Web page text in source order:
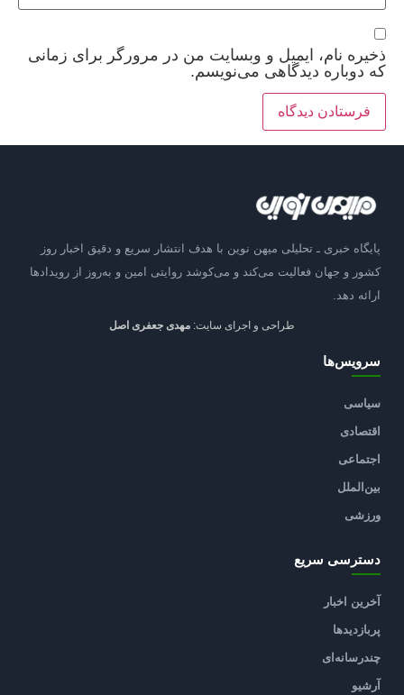
ذخیره نام، ایمیل و وبسایت من در مرورگر برای زمانی
که دوباره دیدگاهی می‌نویسم.
پایگاه خبری ـ تحلیلی میهن نوین با هدف انتشار سریع و دقیق اخبار روز
کشور و جهان فعالیت می‌کند و می‌کوشد روایتی امین و به‌روز از رویدادها
ارائه دهد.
طراحی و اجرای سایت: مهدی جعفری اصل
سرویس‌ها
سیاسی
اقتصادی
اجتماعی
بین‌الملل
ورزشی
دسترسی سریع
آخرین اخبار
پربازدیدها
چندرسانه‌ای
آرشیو